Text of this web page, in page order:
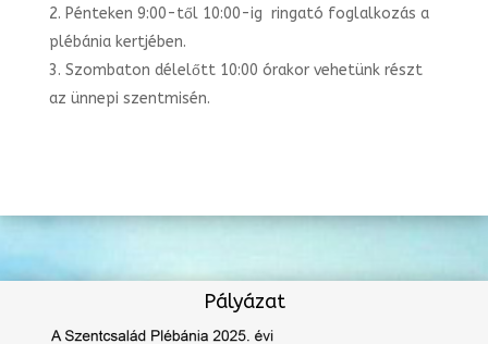
Pénteken 9:00-től 10:00-ig ringató foglalkozás a
plébánia kertjében.
Szombaton délelőtt 10:00 órakor vehetünk részt
az ünnepi szentmisén.
Pályázat